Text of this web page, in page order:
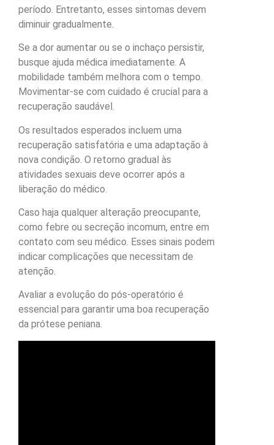
período. Entretanto, esses sintomas devem
diminuir gradualmente.
Se a dor aumentar ou se o inchaço persistir,
busque ajuda médica imediatamente. A
mobilidade também melhora com o tempo.
Movimentar-se com cuidado é crucial para a
recuperação saudável.
Os resultados esperados incluem uma
recuperação satisfatória e uma adaptação à
nova condição. O retorno gradual às
atividades sexuais deve ocorrer após a
liberação do médico.
Caso haja qualquer alteração preocupante,
como febre ou secreção incomum, entre em
contato com seu médico. Esses sinais podem
indicar complicações que necessitam de
atenção.
Avaliar a evolução do pós-operatório é
essencial para garantir uma boa recuperação
da prótese peniana.